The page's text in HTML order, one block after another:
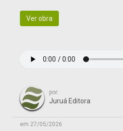
Ver obra
por:
Juruá Editora
em 27/05/2026